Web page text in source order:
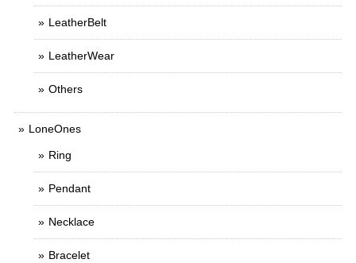
LeatherBelt
LeatherWear
Others
LoneOnes
Ring
Pendant
Necklace
Bracelet